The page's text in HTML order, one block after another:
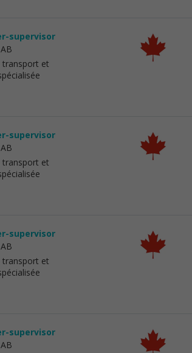
supervisor
et
supervisor
et
supervisor
et
supervisor